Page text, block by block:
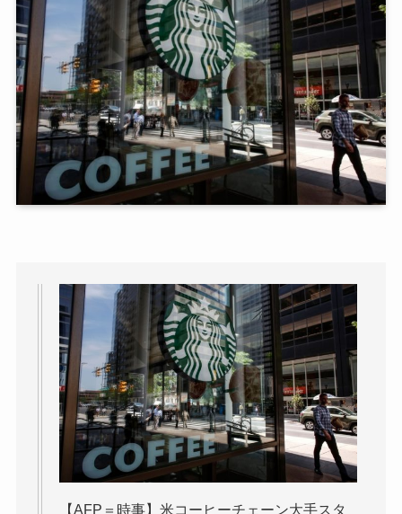
【AFP＝時事】米コーヒーチェーン大手スタ